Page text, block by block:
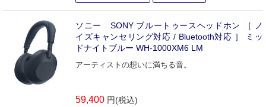
ソニー SONY ブルートゥースヘッドホン ［ ノ
イズキャンセリング対応 / Bluetooth対応 ］ ミッ
ドナイトブルー WH-1000XM6 LM
アーティストの想いに満ちる音。
59,400 円(税込)